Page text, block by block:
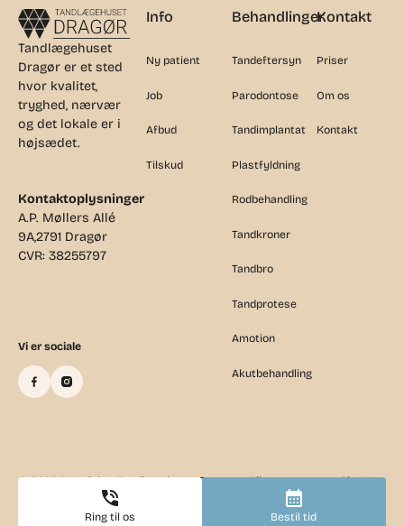
Ring til os Bestil tid
Tandlægehuset
Dragør er et sted
hvor kvalitet,
tryghed, nærvær
og det lokale er i
højsædet.
Kontaktoplysninger
A.P. Møllers Allé
9A,2791 Dragør
CVR: 38255797
Vi er sociale
Info
Ny patient
Job
Afbud
Tilskud
Behandlinger
Tandeftersyn
Parodontose
Tandimplantat
Plastfyldning
Rodbehandling
Tandkroner
Tandbro
Tandprotese
Amotion
Akutbehandling
Kontakt
Priser
Om os
Kontakt
©2026Copyright - Tandlægehuset Dragør Tilsynsrapport Site Map